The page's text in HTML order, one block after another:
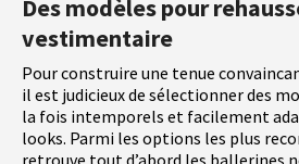
Des modèles pour
vestimentaire
Pour construire une tenue
il est judicieux de sélectionner des
la fois intemporels et facilement
looks. Parmi les options les plus
retrouve tout d’abord les ballerines